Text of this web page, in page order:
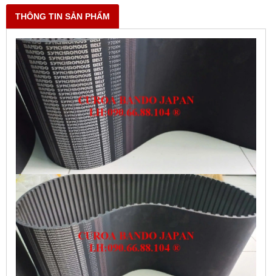
THÔNG TIN SẢN PHẨM